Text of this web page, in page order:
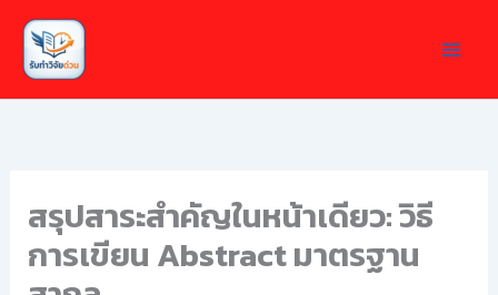
Skip
content
สรุปสาระสำคัญในหน้าเดียว: วิธี
การเขียน Abstract มาตรฐาน